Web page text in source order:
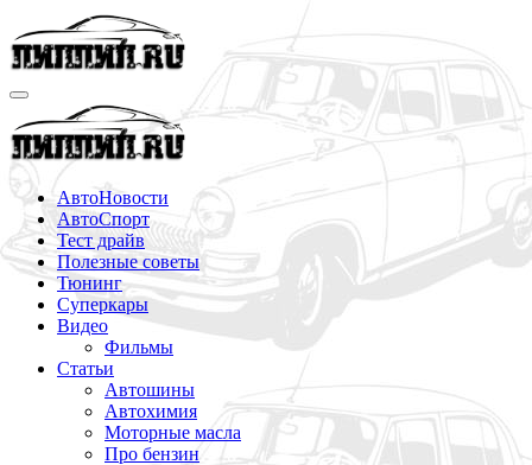
Перейти
к
содержимому
АвтоНовости
АвтоСпорт
Тест драйв
Полезные советы
Тюнинг
Суперкары
Видео
Фильмы
Статьи
Автошины
Автохимия
Моторные масла
Про бензин